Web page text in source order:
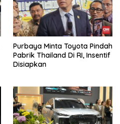
Purbaya Minta Toyota Pindah
Pabrik Thailand Di RI, Insentif
Disiapkan